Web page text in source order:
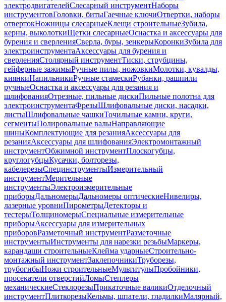
электродвигателейСлесарный инструментНаборы
инструментовГоловки, битыГаечные ключиОтвертки, наборы
отвертокНожницы слесарныеКлещи строительныеЗубила,
керны, выколоткиЩетки слесарныеОснастка и аксессуары для
бурения и сверленияСверла, буры, зенкерыКоронкиЗубила для
электроинструментаАксессуары для бурения и
сверленияСтолярный инструментТиски, струбцины,
гейферные зажимыРучные пилы, ножовкиМолотки, кувалды,
киянкиНапильникиРучные стамескиРубанки, рашпили
ручныеОснастка и аксессуары для резания и
шлифованияОтрезные, пильные дискиПильные полотна для
электроинструментаФрезыШлифовальные диски, насадки,
листыШлифовальные чашкиТочильные камни, круги,
сегментыПолировальные валыНаправляющие
шиныКомплектующие для резанияАксессуары для
резанияАксессуары для шлифованияЭлектромонтажный
инструментОбжимной инструментПлоскогубцы,
круглогубцыКусачки, болторезы,
кабелерезыСпецинструментыИзмерительный
инструментМерительные
инструментыЭлектроизмерительные
приборыДальномерыДальномеры оптическиеНивелиры,
лазерные уровниПирометрыДетекторы и
тестерыТолщиномерыСпециальные измерительные
приборыАксессуары для измерительных
приборовРазметочный инструментРазметочные
инструментыИнструменты для нарезки резьбыМаркеры,
карандаши строительныеКлейма ударныеСтроительно-
монтажный инструментЗаклепочникиТруборезы,
трубогибыНожи строительныеМультитулыПробойники,
просекатели отверстийЛомыСтеплеры
механическиеСтеклорезыПрикаточные валикиОтделочный
инструментПлиткорезыКельмы, шпатели, гладилкиМалярный,